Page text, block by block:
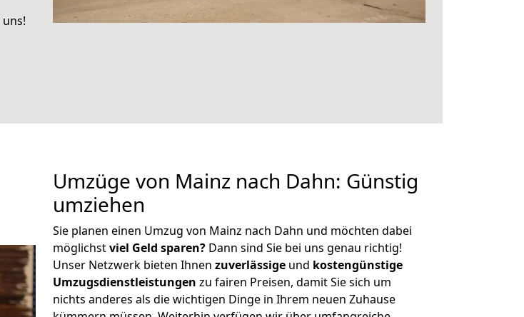
Umzüge von Mainz nach Dahn: Günstig
umziehen
Sie planen einen Umzug von Mainz nach Dahn und möchten dabei
möglichstviel Geld sparen? Dann sind Sie bei uns genau richtig!
Unser Netzwerk bieten Ihnen zuverlässige und kostengünstige
Umzugsdienstleistungen zu fairen Preisen, damit Sie sich um
nichts anderes als die wichtigen Dinge in Ihrem neuen Zuhause